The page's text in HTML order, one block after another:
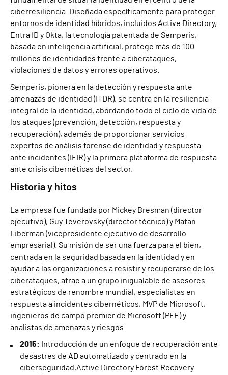
ciberresiliencia. Diseñada específicamente para proteger
entornos de identidad híbridos, incluidos Active Directory,
Entra ID y Okta, la tecnología patentada de Semperis,
basada en inteligencia artificial, protege más de 100
millones de identidades frente a ciberataques,
violaciones de datos y errores operativos.
Semperis, pionera en la detección y respuesta ante
amenazas de identidad (ITDR), se centra en la resiliencia
integral de la identidad, abordando todo el ciclo de vida de
los ataques (prevención, detección, respuesta y
recuperación), además de proporcionar servicios
expertos de análisis forense de identidad y respuesta
ante incidentes (IFIR) y la primera plataforma de respuesta
ante crisis cibernéticas del sector.
Historia y hitos
La empresa fue fundada por Mickey Bresman (director
ejecutivo), Guy Teverovsky (director técnico) y Matan
Liberman (vicepresidente ejecutivo de desarrollo
empresarial). Su misión de ser una fuerza para el bien,
centrada en la seguridad basada en la identidad y en
ayudar a las organizaciones a resistir y recuperarse de los
ciberataques, atrae a un grupo inigualable de asesores
estratégicos de renombre mundial, especialistas en
respuesta a incidentes cibernéticos, MVP de Microsoft,
ingenieros de campo premier de Microsoft (PFE) y
analistas de amenazas y riesgos.
2015:
Introducción de un enfoque de recuperación ante
desastres de AD automatizado y centrado en la
ciberseguridad,Active Directory Forest Recovery